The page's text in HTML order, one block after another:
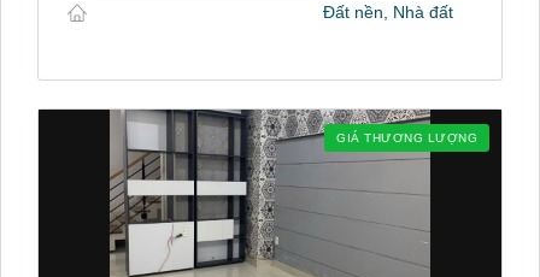
Đất nền, Nhà đất
GIÁ THƯƠNG LƯỢNG